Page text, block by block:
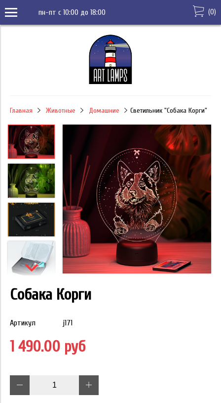
пн-пт с 10:00 до 18:00 (0)
Главная Животные Домашние Светильник "Собака Корги"
Собака Корги
Артикул j171
1 490.00 руб